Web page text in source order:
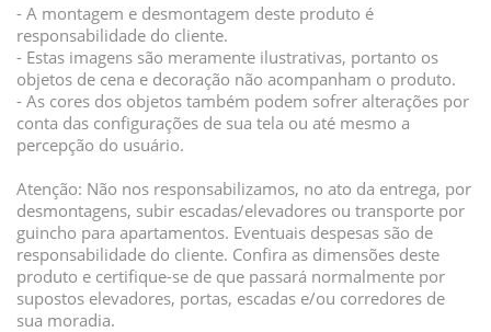
- A montagem e desmontagem deste produto é
responsabilidade do cliente.
- Estas imagens são meramente ilustrativas, portanto os
objetos de cena e decoração não acompanham o produto.
- As cores dos objetos também podem sofrer alterações por
conta das configurações de sua tela ou até mesmo a
percepção do usuário.
Atenção: Não nos responsabilizamos, no ato da entrega, por
desmontagens, subir escadas/elevadores ou transporte por
guincho para apartamentos. Eventuais despesas são de
responsabilidade do cliente. Confira as dimensões deste
produto e certifique-se de que passará normalmente por
supostos elevadores, portas, escadas e/ou corredores de
sua moradia.